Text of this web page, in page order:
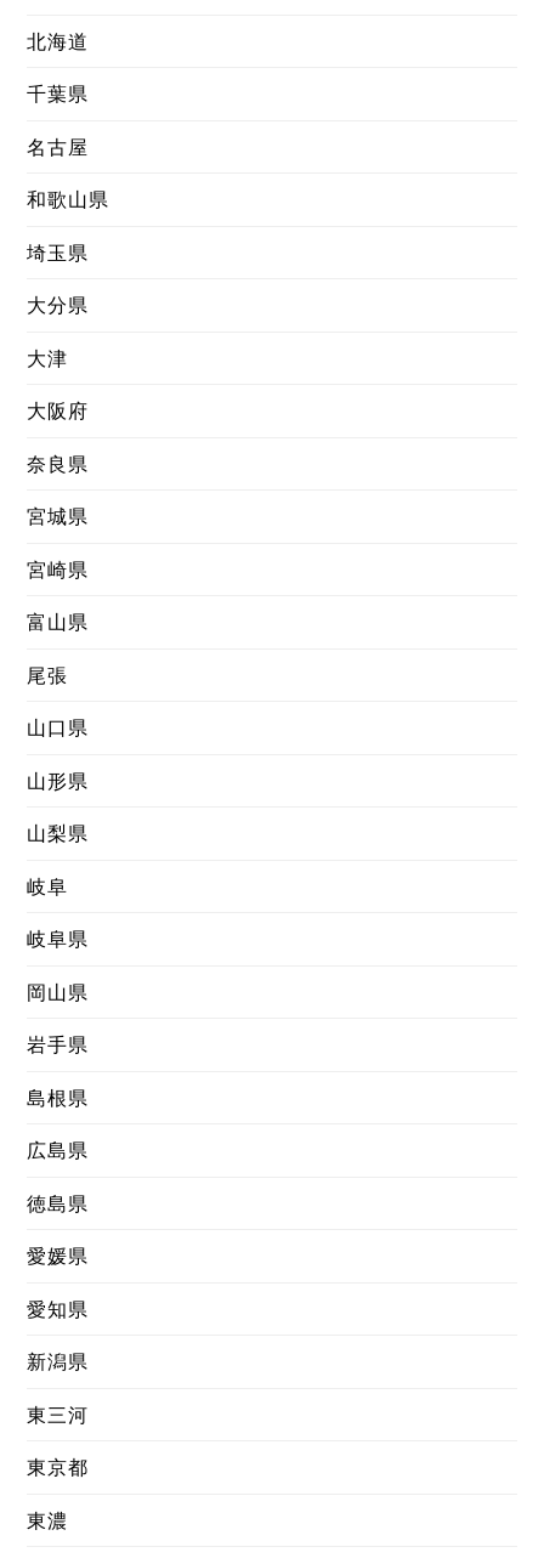
北海道
千葉県
名古屋
和歌山県
埼玉県
大分県
大津
大阪府
奈良県
宮城県
宮崎県
富山県
尾張
山口県
山形県
山梨県
岐阜
岐阜県
岡山県
岩手県
島根県
広島県
徳島県
愛媛県
愛知県
新潟県
東三河
東京都
東濃